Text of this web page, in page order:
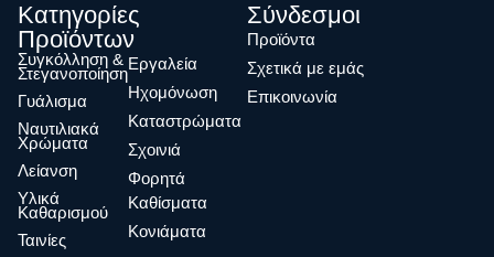
Κατηγορίες
Προϊόντων
Συγκόλληση &
Στεγανοποίηση
Γυάλισμα
Ναυτιλιακά
Χρώματα
Λείανση
Υλικά
Καθαρισμού
Ταινίες
Eργαλεία
Ηχομόνωση
Καταστρώματα
Σχοινιά
Φορητά
Καθίσματα
Κονιάματα
Σύνδεσμοι
Προϊόντα
Σχετικά με εμάς
Επικοινωνία